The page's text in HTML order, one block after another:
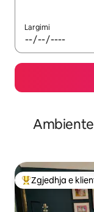
Largimi
Më të mirat e
Zgjedhja e